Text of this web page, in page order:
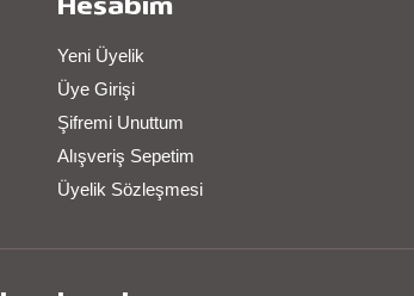
Hesabım
Yeni Üyelik
Üye Girişi
Şifremi Unuttum
Alışveriş Sepetim
Üyelik Sözleşmesi